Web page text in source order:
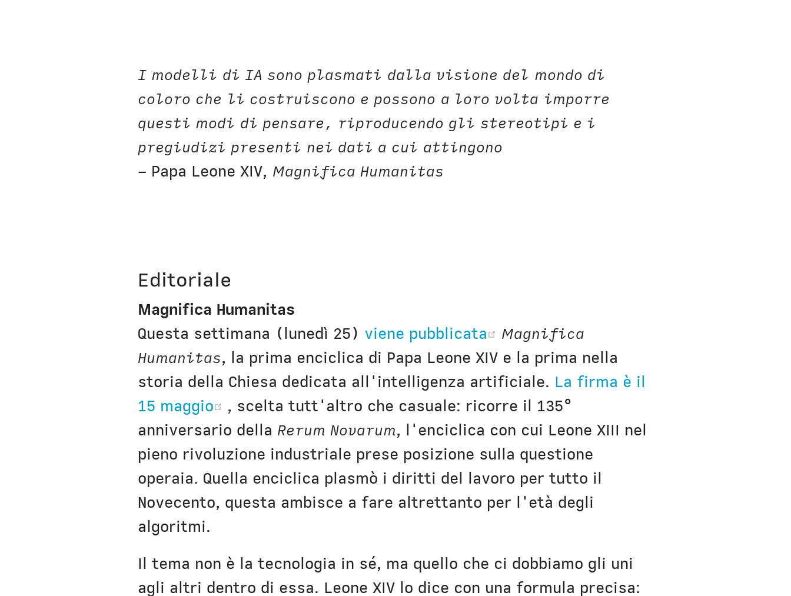
I modelli di IA sono plasmati dalla visione del mondo di
coloro che li costruiscono e possono a loro volta imporre
questi modi di pensare, riproducendo gli stereotipi e i
pregiudizi presenti nei dati a cui attingono
– Papa Leone XIV, Magnifica Humanitas
Editoriale
Magnifica Humanitas
Questa settimana (lunedì 25) viene pubblicata (opens new window)
Magnifica
Humanitas, la prima enciclica di Papa Leone XIV e la prima nella
storia della Chiesa dedicata all'intelligenza artificiale. La firma è il
15 maggio
(opens new window)
, scelta tutt'altro che casuale: ricorre il 135°
anniversario della Rerum Novarum, l'enciclica con cui Leone XIII nel
pieno rivoluzione industriale prese posizione sulla questione
operaia. Quella enciclica plasmò i diritti del lavoro per tutto il
Novecento, questa ambisce a fare altrettanto per l'età degli
algoritmi.
Il tema non è la tecnologia in sé, ma quello che ci dobbiamo gli uni
agli altri dentro di essa. Leone XIV lo dice con una formula precisa: